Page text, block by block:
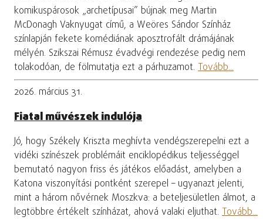
komikuspárosok „archetípusai” bújnak meg Martin
McDonagh Vaknyugat című, a Weöres Sándor Színház
színlapján fekete komédiának aposztrofált drámájának
mélyén. Szikszai Rémusz évadvégi rendezése pedig nem
tolakodóan, de fölmutatja ezt a párhuzamot. Tovább...
2026. március 31.
Fiatal művészek indulója
Jó, hogy Székely Kriszta meghívta vendégszerepelni ezt a
vidéki színészek problémáit enciklopédikus teljességgel
bemutató nagyon friss és játékos előadást, amelyben a
Katona viszonyítási pontként szerepel – ugyanazt jelenti,
mint a három nővérnek Moszkva: a beteljesületlen álmot, a
legtöbbre értékelt színházat, ahová valaki eljuthat. Tovább...